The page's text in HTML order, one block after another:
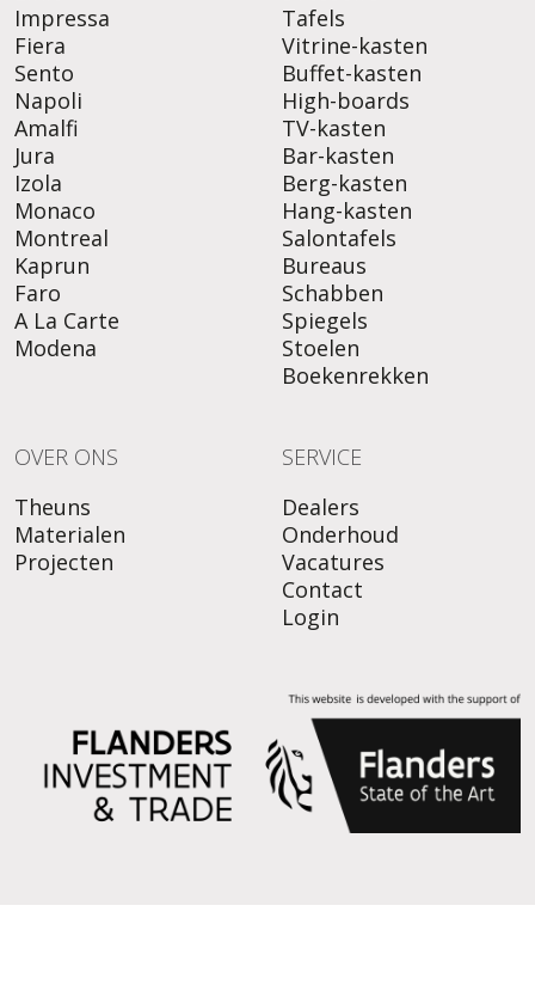
Impressa
Fiera
Sento
Napoli
Amalfi
Jura
Izola
Monaco
Montreal
Kaprun
Faro
A La Carte
Modena
Tafels
Vitrine-kasten
Buffet-kasten
High-boards
TV-kasten
Bar-kasten
Berg-kasten
Hang-kasten
Salontafels
Bureaus
Schabben
Spiegels
Stoelen
Boekenrekken
OVER ONS
Theuns
Materialen
Projecten
SERVICE
Dealers
Onderhoud
Vacatures
Contact
Login